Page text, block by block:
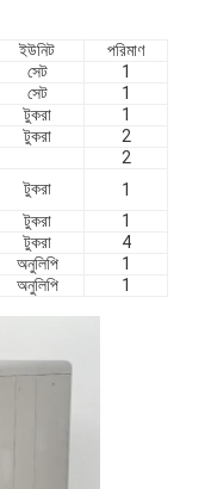
ইউনিট
পরিমাণ
সেট
1
সেট
1
টুকরা
1
টুকরা
2
2
টুকরা
1
টুকরা
1
টুকরা
4
অনুলিপি
1
অনুলিপি 1